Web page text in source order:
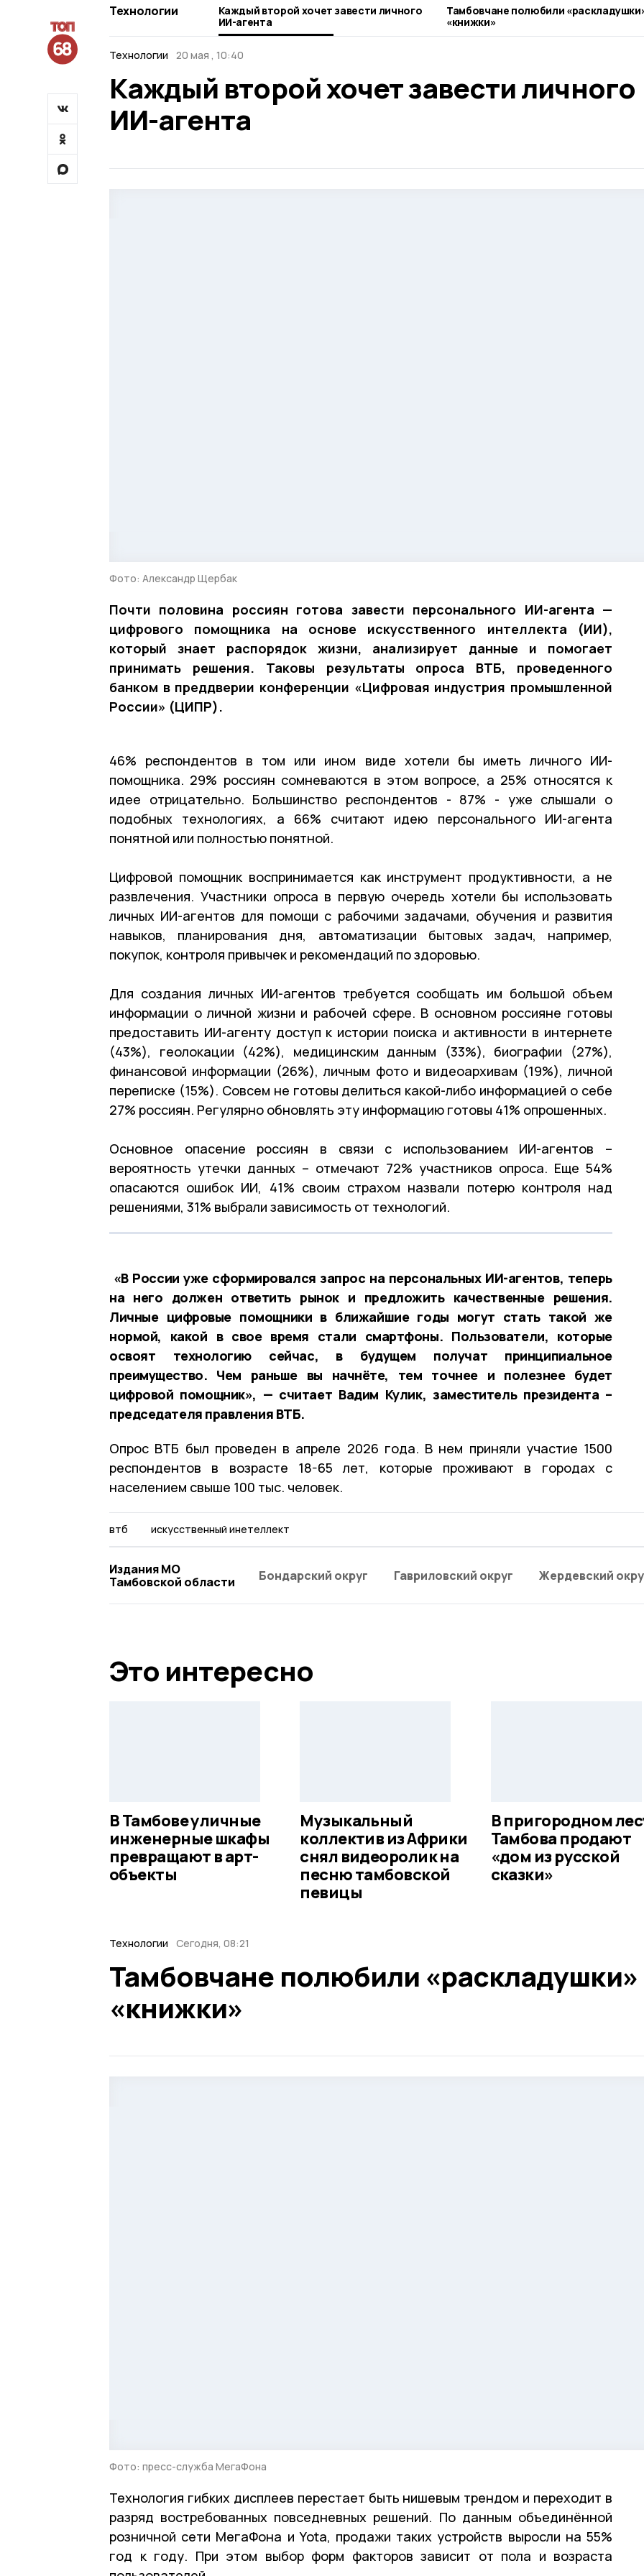
Технологии
Каждый второй хочет завести личного
ИИ-агента
Тамбовчане полюбили
«книжки»
Технологии 20 мая , 10:40
Каждый второй хочет завести личного
ИИ-агента
Фото: Александр Щербак
Почти половина россиян готова завести персонального ИИ-агента —
цифрового помощника на основе искусственного интеллекта (ИИ),
который знает распорядок жизни, анализирует данные и помогает
принимать решения. Таковы результаты опроса ВТБ, проведенного
банком в преддверии конференции «Цифровая индустрия промышленной
России» (ЦИПР).
46% респондентов в том или ином виде хотели бы иметь личного ИИ-
помощника. 29% россиян сомневаются в этом вопросе, а 25% относятся к
идее отрицательно. Большинство респондентов - 87% - уже слышали о
подобных технологиях, а 66% считают идею персонального ИИ-агента
понятной или полностью понятной.
Цифровой помощник воспринимается как инструмент продуктивности, а не
развлечения. Участники опроса в первую очередь хотели бы использовать
личных ИИ-агентов для помощи с рабочими задачами, обучения и развития
навыков, планирования дня, автоматизации бытовых задач, например,
покупок, контроля привычек и рекомендаций по здоровью.
Для создания личных ИИ-агентов требуется сообщать им большой объем
информации о личной жизни и рабочей сфере. В основном россияне готовы
предоставить ИИ-агенту доступ к истории поиска и активности в интернете
(43%), геолокации (42%), медицинским данным (33%), биографии (27%),
финансовой информации (26%), личным фото и видеоархивам (19%), личной
переписке (15%). Совсем не готовы делиться какой-либо информацией о себе
27% россиян. Регулярно обновлять эту информацию готовы 41% опрошенных.
Основное опасение россиян в связи с использованием ИИ-агентов –
вероятность утечки данных – отмечают 72% участников опроса. Еще 54%
опасаются ошибок ИИ, 41% своим страхом назвали потерю контроля над
решениями, 31% выбрали зависимость от технологий.
«В России уже сформировался запрос на персональных ИИ-агентов, теперь
на него должен ответить рынок и предложить качественные решения.
Личные цифровые помощники в ближайшие годы могут стать такой же
нормой, какой в свое время стали смартфоны. Пользователи, которые
освоят технологию сейчас, в будущем получат принципиальное
преимущество. Чем раньше вы начнёте, тем точнее и полезнее будет
цифровой помощник», — считает Вадим Кулик, заместитель президента –
председателя правления ВТБ.
Опрос ВТБ был проведен в апреле 2026 года. В нем приняли участие 1500
респондентов в возрасте 18-65 лет, которые проживают в городах с
населением свыше 100 тыс. человек.
втб искусственный инетеллект
Издания МО
Тамбовской области
Бондарский округ Гавриловский округ Жердевский
Это интересно
В Тамбове уличные
инженерные шкафы
превращают в арт-
объекты
Музыкальный
коллектив из Африки
снял видеоролик на
песню тамбовской
певицы
В пригородном
Тамбова продают
«дом из русской
сказки»
Технологии Сегодня, 08:21
Тамбовчане полюбили «раскладушки»
«книжки»
Фото: пресс-служба МегаФона
Технология гибких дисплеев перестает быть нишевым трендом и переходит в
разряд востребованных повседневных решений. По данным объединённой
розничной сети МегаФона и Yota, продажи таких устройств выросли на 55%
год к году. При этом выбор форм факторов зависит от пола и возраста